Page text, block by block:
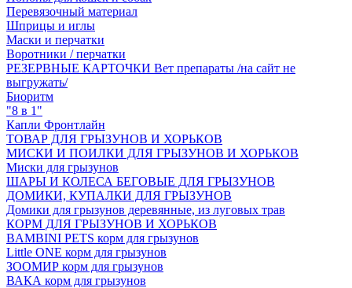
Перевязочный материал
Шприцы и иглы
Маски и перчатки
Воротники / перчатки
РЕЗЕРВНЫЕ КАРТОЧКИ Вет препараты /на сайт не
выгружать/
Биоритм
"8 в 1"
Капли Фронтлайн
ТОВАР ДЛЯ ГРЫЗУНОВ И ХОРЬКОВ
МИСКИ И ПОИЛКИ ДЛЯ ГРЫЗУНОВ И ХОРЬКОВ
Миски для грызунов
ШАРЫ И КОЛЕСА БЕГОВЫЕ ДЛЯ ГРЫЗУНОВ
ДОМИКИ, КУПАЛКИ ДЛЯ ГРЫЗУНОВ
Домики для грызунов деревянные, из луговых трав
КОРМ ДЛЯ ГРЫЗУНОВ И ХОРЬКОВ
BAMBINI PETS корм для грызунов
Little ONE корм для грызунов
ЗООМИР корм для грызунов
ВАКА корм для грызунов